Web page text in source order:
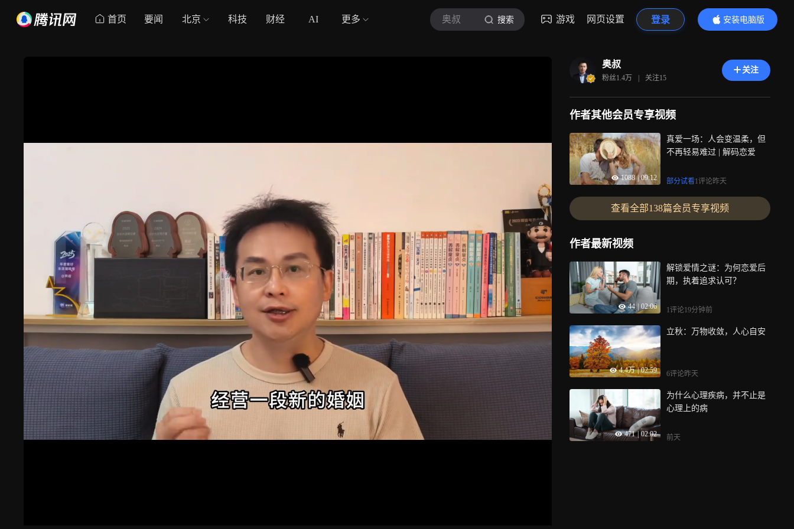
首页 要闻 北京 科技 财经 AI 更多 奥叔 搜索 游戏 网页设置 登录
安装电脑版
内容更精彩
奥叔
粉丝1.4万 | 关注15
关注
作者其他会员专享视频
1088 | 09:12
真爱一场：人会变温柔，但
不再轻易难过 | 解码恋爱
部分试看1评论昨天
查看全部138篇会员专享视频
作者最新视频
44 02:06
解锁爱情之谜：为何恋爱后
期，执着追求认可？
1评论19分钟前
4.4万 | 02:59
立秋：万物收敛，人心自安
6评论昨天
471 | 02:02
为什么心理疾病，并不止是
心理上的病
前天